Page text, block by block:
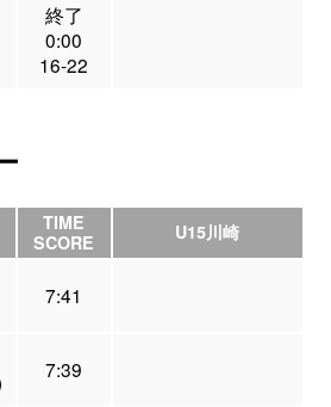
終了
0:00
16-22
TIME
SCORE
U15川崎
7:41
7:39